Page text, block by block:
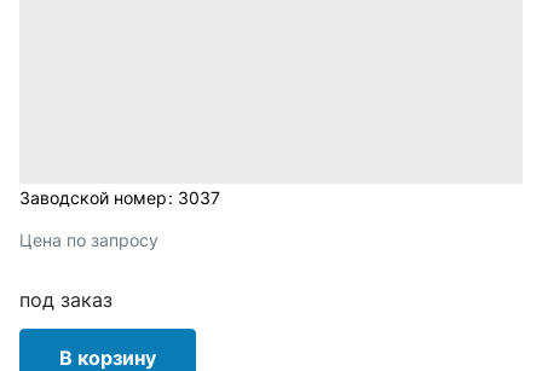
Заводской номер: 3037
Цена по запросу
под заказ
В корзину